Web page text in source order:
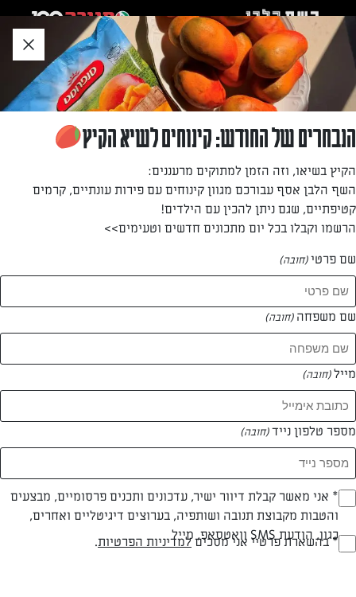
לאזור
תוכן
תחתון
חזרה לעמוד הבית
איתמר רחום
—
המתכונים של
1 מתכונים
כדורי שוקולד בעשר דקות
הנבחרים של החודש: קינוחים לשיא הקיץ
הקיץ בשיאו, וזה הזמן למתוקים מרעננים:
השף הלבן אסף עבורכם מגוון קינוחים עם פירות עונתיים, קרמים
קטיפתיים, שגם ניתן להכין עם הילדים!
הרשמו וקבלו בכל יום מתכונים חדשים וטעימים>>
שם פרטי(חובה)
שם משפחה (חובה)
מייל(חובה)
מספר טלפון נייד(חובה)
Opt_In
(חובה)
* אני מאשר קבלת דיוור ישיר, עדכונים ותכנים פרסומיים, מבצעים
והטבות מקבוצת תנובה ושותפיה, בערוצים דיגיטליים ואחרים,
כגון, הודעת SMS וואטסאפ, מייל
RegulationsApproved
* בהשארת פרטיי אני מסכיםלמדיניות הפרטיות.